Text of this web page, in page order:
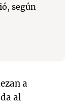
según
a
al